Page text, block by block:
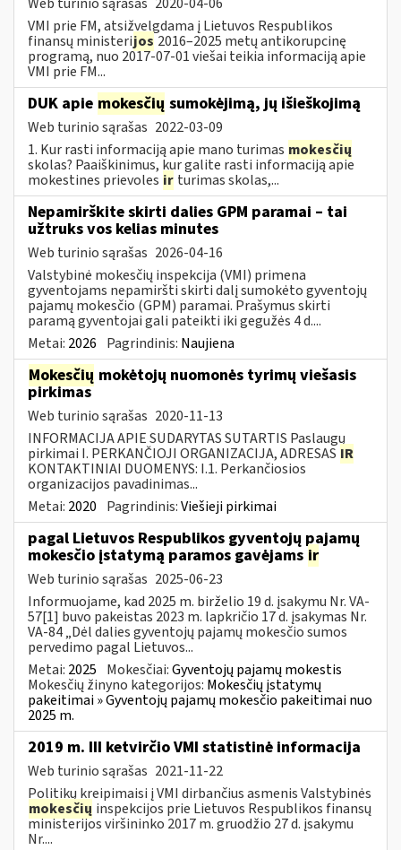
VMI prie FM, atsižvelgdama į Lietuvos Respublikos
finansų ministerijos 2016–2025 metų antikorupcinę
programą, nuo 2017-07-01 viešai teikia informaciją apie
VMI prie FM...
DUK apie mokesčių sumokėjimą, jų išieškojimą
Web turinio sąrašas 2022-03-09
1. Kur rasti informaciją apie mano turimas mokesčių
skolas? Paaiškinimus, kur galite rasti informaciją apie
mokestines prievoles ir turimas skolas,...
Nepamirškite skirti dalies GPM paramai – tai
užtruks vos kelias minutes
Web turinio sąrašas 2026-04-16
Valstybinė mokesčių inspekcija (VMI) primena
gyventojams nepamiršti skirti dalį sumokėto gyventojų
pajamų mokesčio (GPM) paramai. Prašymus skirti
paramą gyventojai gali pateikti iki gegužės 4 d....
Metai: 2026 Pagrindinis: Naujiena
Mokesčių mokėtojų nuomonės tyrimų viešasis
pirkimas
Web turinio sąrašas 2020-11-13
INFORMACIJA APIE SUDARYTAS SUTARTIS Paslaugų
pirkimai I. PERKANČIOJI ORGANIZACIJA, ADRESAS IR
KONTAKTINIAI DUOMENYS: I.1. Perkančiosios
organizacijos pavadinimas...
Metai: 2020 Pagrindinis:Viešieji pirkimai
pagal Lietuvos Respublikos gyventojų pajamų
mokesčio įstatymą paramos gavėjams ir
Web turinio sąrašas 2025-06-23
Informuojame, kad 2025 m. birželio 19 d. įsakymu Nr. VA-
57[1] buvo pakeistas 2023 m. lapkričio 17 d. įsakymas Nr.
VA-84 „Dėl dalies gyventojų pajamų mokesčio sumos
pervedimo pagal Lietuvos...
Metai: 2025 Mokesčiai:Gyventojų pajamų mokestis
Mokesčių žinyno kategorijos: Mokesčių įstatymų
pakeitimai » Gyventojų pajamų mokesčio pakeitimai nuo
2025 m.
2019 m. III ketvirčio VMI statistinė informacija
Web turinio sąrašas 2021-11-22
Politikų kreipimaisi į VMI dirbančius asmenis Valstybinės
mokesčių inspekcijos prie Lietuvos Respublikos finansų
ministerijos viršininko 2017 m. gruodžio 27 d. įsakymu
Nr....